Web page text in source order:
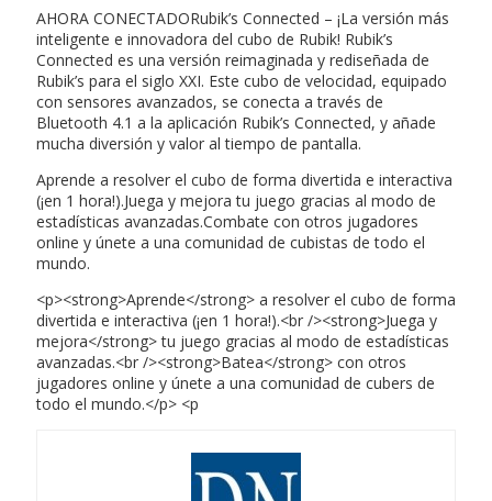
AHORA CONECTADORubik’s Connected – ¡La versión más
inteligente e innovadora del cubo de Rubik! Rubik’s
Connected es una versión reimaginada y rediseñada de
Rubik’s para el siglo XXI. Este cubo de velocidad, equipado
con sensores avanzados, se conecta a través de
Bluetooth 4.1 a la aplicación Rubik’s Connected, y añade
mucha diversión y valor al tiempo de pantalla.
Aprende a resolver el cubo de forma divertida e interactiva
(¡en 1 hora!).Juega y mejora tu juego gracias al modo de
estadísticas avanzadas.Combate con otros jugadores
online y únete a una comunidad de cubistas de todo el
mundo.
<p><strong>Aprende</strong> a resolver el cubo de forma
divertida e interactiva (¡en 1 hora!).<br /><strong>Juega y
mejora</strong> tu juego gracias al modo de estadísticas
avanzadas.<br /><strong>Batea</strong> con otros
jugadores online y únete a una comunidad de cubers de
todo el mundo.</p> <p